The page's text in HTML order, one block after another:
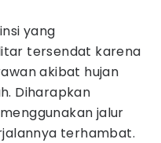
yang
tersendat karena
akibat hujan
Diharapkan
jalur
terhambat.